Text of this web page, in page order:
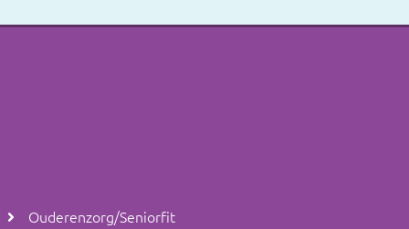
Ouderenzorg/Seniorfit